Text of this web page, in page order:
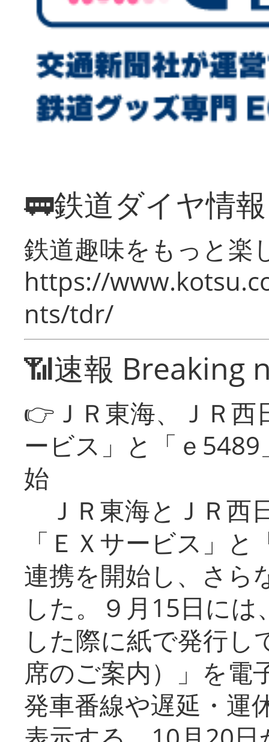
🚃鉄道ダイヤ情
鉄道趣味をもっと楽
https://
nts/tdr/
📶速報 Breaking
👉ＪＲ東海、ＪＲ
ービス」と「ｅ
始
ＪＲ東海とＪＲ西
「ＥＸサービス」
連携を開始し、さら
した。９月15日に
した際に紙で発行し
席のご案内）」を電
発車番線や遅延・運